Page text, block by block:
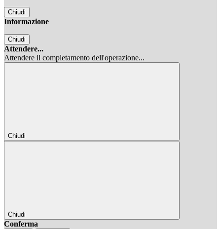
Chiudi
Informazione
Chiudi
Attendere...
Attendere il completamento dell'operazione...
Chiudi
Chiudi
Conferma